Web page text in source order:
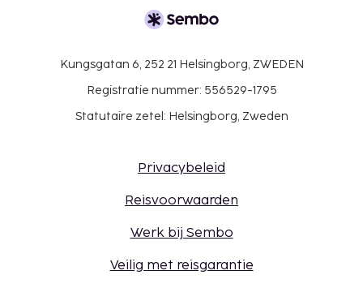
Kungsgatan 6, 252 21 Helsingborg, ZWEDEN
Registratie nummer: 556529-1795
Statutaire zetel: Helsingborg, Zweden
Privacybeleid
Reisvoorwaarden
Werk bij Sembo
Veilig met reisgarantie